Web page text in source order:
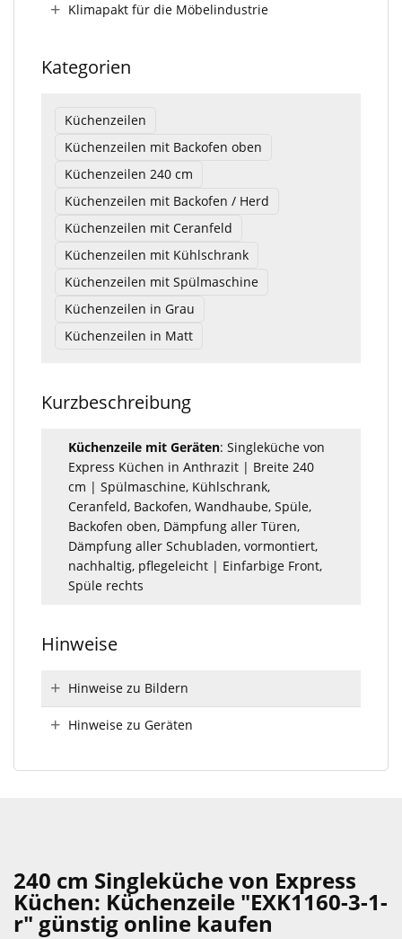
Klimapakt für die Möbelindustrie
Kategorien
Küchenzeilen
Küchenzeilen mit Backofen oben
Küchenzeilen 240 cm
Küchenzeilen mit Backofen / Herd
Küchenzeilen mit Ceranfeld
Küchenzeilen mit Kühlschrank
Küchenzeilen mit Spülmaschine
Küchenzeilen in Grau
Küchenzeilen in Matt
Kurzbeschreibung
Küchenzeile mit Geräten: Singleküche von
Express Küchen in Anthrazit | Breite 240
cm | Spülmaschine, Kühlschrank,
Ceranfeld, Backofen, Wandhaube, Spüle,
Backofen oben, Dämpfung aller Türen,
Dämpfung aller Schubladen, vormontiert,
nachhaltig, pflegeleicht | Einfarbige Front,
Spüle rechts
Hinweise
Hinweise zu Bildern
Hinweise zu Geräten
240 cm Singleküche von Express
Küchen: Küchenzeile "EXK1160-3-1-
r" günstig online kaufen